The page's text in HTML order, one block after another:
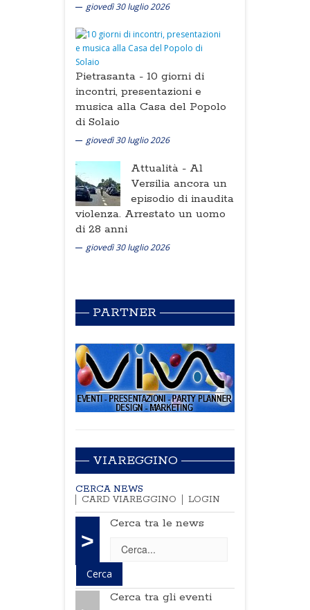
giovedì 30 luglio 2026
Pietrasanta - 10 giorni di
incontri, presentazioni e
musica alla Casa del Popolo
di Solaio
giovedì 30 luglio 2026
Attualità - Al
Versilia ancora un
episodio di inaudita
violenza. Arrestato un uomo
di 28 anni
giovedì 30 luglio 2026
PARTNER
VIAREGGINO
CERCA NEWS
CARD VIAREGGINO
LOGIN
>
Cerca tra le news
Cerca tra gli eventi